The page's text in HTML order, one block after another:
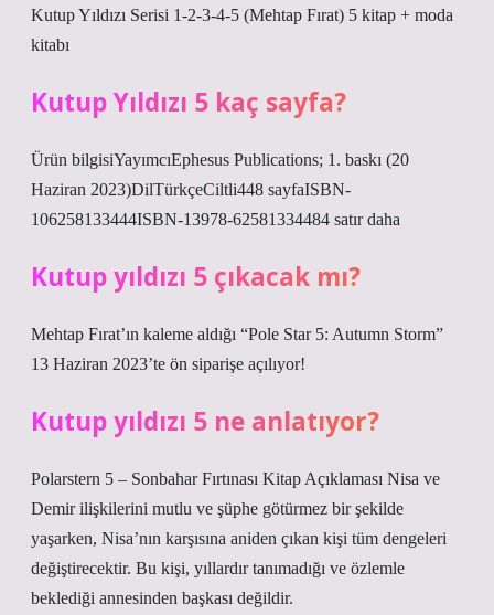
Kutup Yıldızı Serisi 1-2-3-4-5 (Mehtap Fırat) 5 kitap + moda
kitabı
Kutup Yıldızı 5 kaç sayfa?
Ürün bilgisiYayımcı‎Ephesus Publications; 1. baskı (20
Haziran 2023)Dil‎TürkçeCiltli‎448 sayfaISBN-
10‎6258133444ISBN-13‎978-62581334484 satır daha
Kutup yıldızı 5 çıkacak mı?
Mehtap Fırat’ın kaleme aldığı “Pole Star 5: Autumn Storm”
13 Haziran 2023’te ön siparişe açılıyor!
Kutup yıldızı 5 ne anlatıyor?
Polarstern 5 – Sonbahar Fırtınası Kitap Açıklaması Nisa ve
Demir ilişkilerini mutlu ve şüphe götürmez bir şekilde
yaşarken, Nisa’nın karşısına aniden çıkan kişi tüm dengeleri
değiştirecektir. Bu kişi, yıllardır tanımadığı ve özlemle
beklediği annesinden başkası değildir.